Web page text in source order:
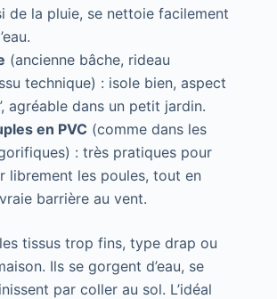
de la pluie, se nettoie facilement
(ancienne bâche, rideau
technique) : isole bien, aspect
agréable dans un petit jardin.
en PVC (comme dans les
: très pratiques pour
librement les poules, tout en
barrière au vent.
tissus trop fins, type drap ou
Ils se gorgent d’eau, se
par coller au sol. L’idéal